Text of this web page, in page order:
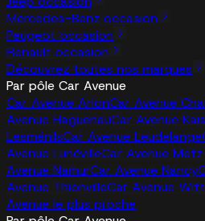
Mercedes-Benz occasion
Peugeot occasion
Renault occasion
Découvrez toutes nos marques
Par pôle Car Avenue
Car Avenue ArlonCar Avenue
Avenue HaguenauCar Avenue
LesménilsCar Avenue Leudelange
Avenue LunévilleCar Avenue
Avenue NamurCar Avenue Nancy
Avenue ThionvilleCar Avenue
Avenue le plus proche